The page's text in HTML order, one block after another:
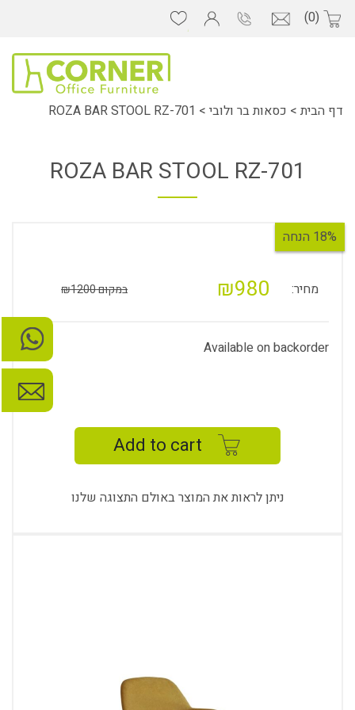
(0)
דף הבית > כסאות בר ולובי >
ROZA BAR STOOL RZ-701
ROZA BAR STOOL RZ-701
18% הנחה
מחיר: ₪980 במקום ₪1200
Available on backorder
Add to cart
ניתן לראות את המוצר באולם התצוגה שלנו